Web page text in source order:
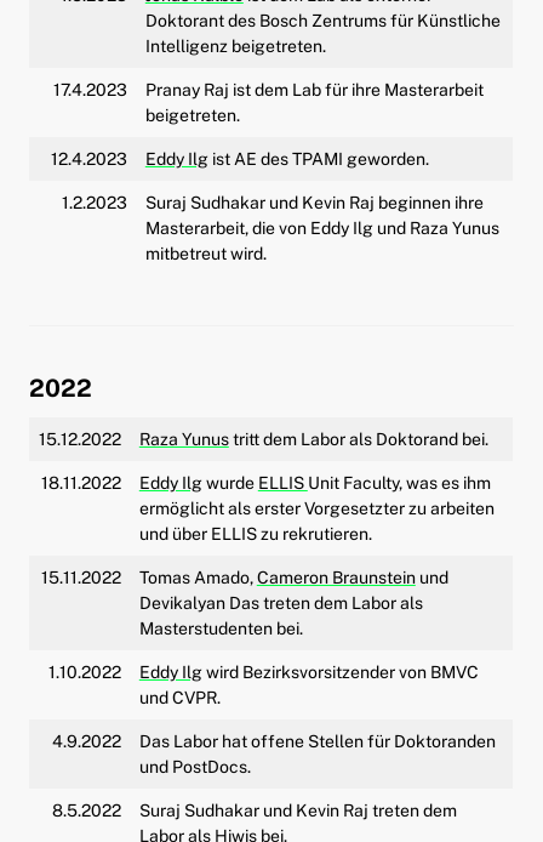
Doktorant des Bosch Zentrums für Künstliche
Intelligenz beigetreten.
17.4.2023
Pranay Raj ist dem Lab für ihre Masterarbeit
beigetreten.
12.4.2023 Eddy Ilgist AE des TPAMI geworden.
1.2.2023
Suraj Sudhakar und Kevin Raj beginnen ihre
Masterarbeit, die von Eddy Ilg und Raza Yunus
mitbetreut wird.
2022
15.12.2022 Raza Yunustritt dem Labor als Doktorand bei.
18.11.2022 Eddy Ilgwurde ELLIS Unit Faculty, was es ihm
ermöglicht als erster Vorgesetzter zu arbeiten
und über ELLIS zu rekrutieren.
15.11.2022 Tomas Amado,Cameron Braunsteinund
Devikalyan Das treten dem Labor als
Masterstudenten bei.
1.10.2022 Eddy Ilgwird Bezirksvorsitzender von BMVC
und CVPR.
4.9.2022
Das Labor hat offene Stellen für Doktoranden
und PostDocs.
8.5.2022
Suraj Sudhakar und Kevin Raj treten dem
Labor als Hiwis bei.